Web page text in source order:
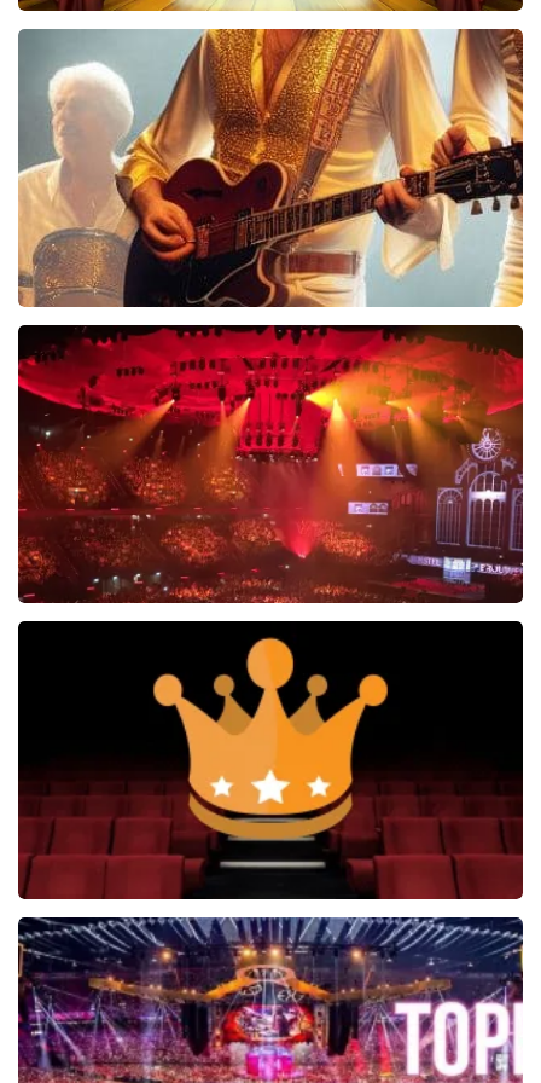
40 45 De Musical
2588+reviews
BEKIJKEN
Bee Gees Forever
845+reviews
BEKIJKEN
Vrienden Van Amstel Live
1252+reviews
BEKIJKEN
Soldaat van Oranje
6649+reviews
BEKIJKEN